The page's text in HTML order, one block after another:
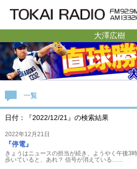
大澤広樹
一覧
日付：『2022/12/21』の検索結果
2022年12月21日
『停電』
きょうはニュースの担当が続き、ようやく午後3
歩いていると、あれ？ 信号が消えている…...